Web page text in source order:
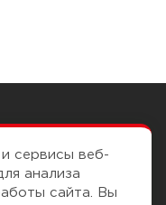
сервисы веб-
анализа
сайта. Вы